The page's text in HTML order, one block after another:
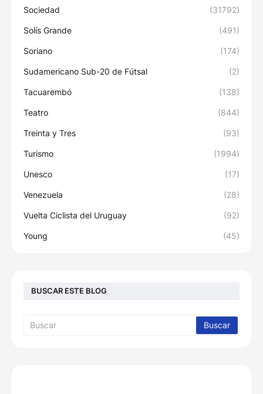
Sociedad (31792)
Solís Grande (491)
Soriano (174)
Sudamericano Sub-20 de Fútsal (2)
Tacuarembó (138)
Teatro (844)
Treinta y Tres (93)
Turismo (1994)
Unesco (17)
Venezuela (28)
Vuelta Ciclista del Uruguay (92)
Young (45)
BUSCAR ESTE BLOG